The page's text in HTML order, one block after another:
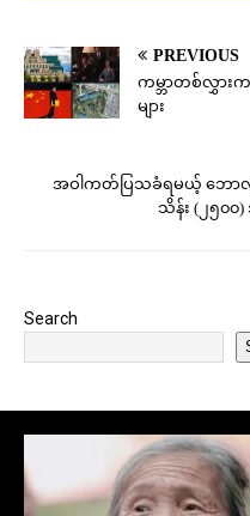
PREVIOUS
ကမ္ဘာတစ်လွှား
များ
အဝါကတ်ပြသခံရမယ့် ဘောလုံ
သိန်း (၂၅၀၀
Search